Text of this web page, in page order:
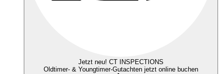
Jetzt neu! CT INSPECTIONS
Oldtimer- & Youngtimer-Gutachten jetzt online buchen